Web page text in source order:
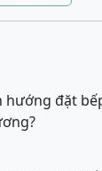
hướng đặt